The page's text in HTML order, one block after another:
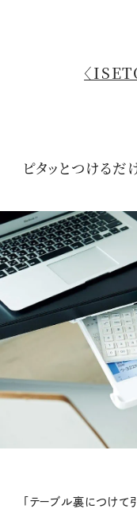
〈
ピタッとつけるだ
「テーブル裏につけて